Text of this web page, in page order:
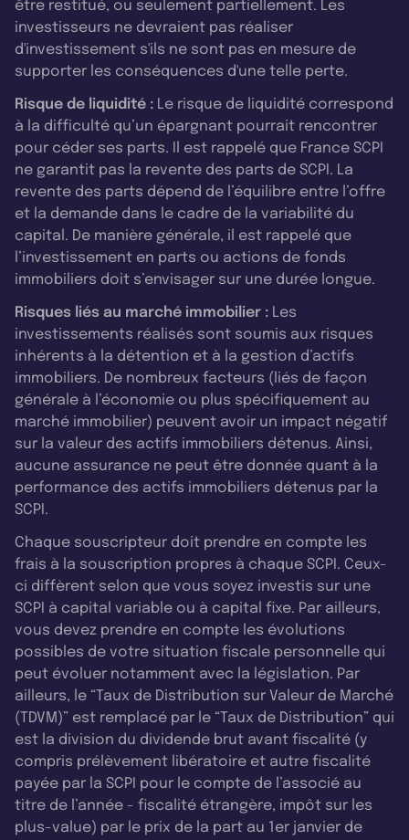
être restitué, ou seulement partiellement. Les
investisseurs ne devraient pas réaliser
d'investissement s'ils ne sont pas en mesure de
supporter les conséquences d'une telle perte.
Risque de liquidité : Le risque de liquidité correspond
à la difficulté qu’un épargnant pourrait rencontrer
pour céder ses parts. Il est rappelé que France SCPI
ne garantit pas la revente des parts de SCPI. La
revente des parts dépend de l’équilibre entre l’offre
et la demande dans le cadre de la variabilité du
capital. De manière générale, il est rappelé que
l’investissement en parts ou actions de fonds
immobiliers doit s’envisager sur une durée longue.
Risques liés au marché immobilier : Les
investissements réalisés sont soumis aux risques
inhérents à la détention et à la gestion d’actifs
immobiliers. De nombreux facteurs (liés de façon
générale à l’économie ou plus spécifiquement au
marché immobilier) peuvent avoir un impact négatif
sur la valeur des actifs immobiliers détenus. Ainsi,
aucune assurance ne peut être donnée quant à la
performance des actifs immobiliers détenus par la
SCPI.
Chaque souscripteur doit prendre en compte les
frais à la souscription propres à chaque SCPI. Ceux-
ci diffèrent selon que vous soyez investis sur une
SCPI à capital variable ou à capital fixe. Par ailleurs,
vous devez prendre en compte les évolutions
possibles de votre situation fiscale personnelle qui
peut évoluer notamment avec la législation. Par
ailleurs, le “Taux de Distribution sur Valeur de Marché
(TDVM)” est remplacé par le “Taux de Distribution” qui
est la division du dividende brut avant fiscalité (y
compris prélèvement libératoire et autre fiscalité
payée par la SCPI pour le compte de l’associé au
titre de l’année - fiscalité étrangère, impôt sur les
plus-value) par le prix de la part au 1er janvier de